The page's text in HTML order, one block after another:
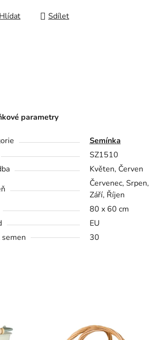
Hlídat Sdílet
parametry
Semínka
SZ1510
Květen, Červen
Červenec, Srpen,
Září, Říjen
80 x 60 cm
EU
semen
30